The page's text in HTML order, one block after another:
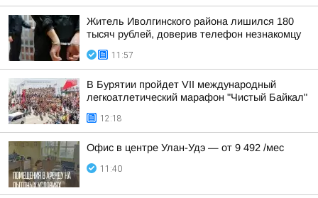
Житель Иволгинского района лишился 180
тысяч рублей, доверив телефон незнакомцу
11:57
В Бурятии пройдет VII международный
легкоатлетический марафон "Чистый Байкал"
12:18
Офис в центре Улан-Удэ — от 9 492 /мес
11:40